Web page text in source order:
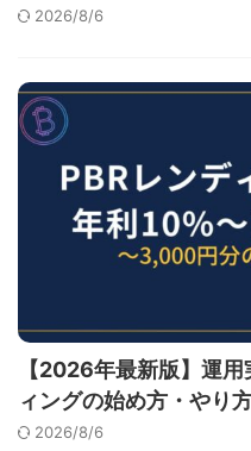
2026/8/6
【2026年最新版】運
ィングの始め方・やり
2026/8/6